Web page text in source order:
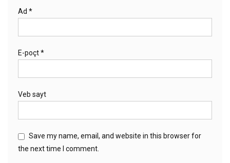
Ad *
E-poçt*
Veb sayt
Save my name, email, and website in this browser for
the next time I comment.